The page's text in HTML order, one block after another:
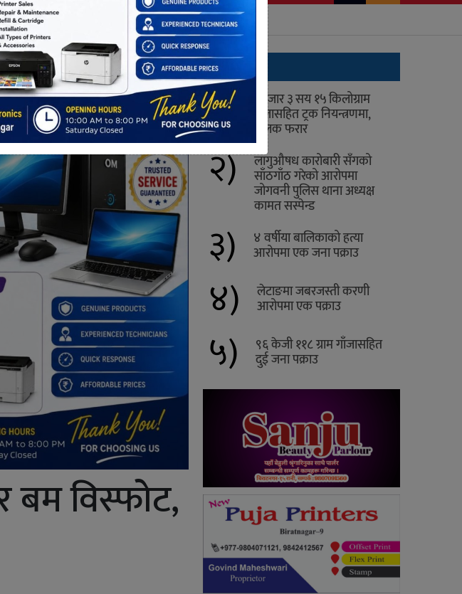
बम विस्फोट,
ताजा
१) १ हजार ३ सय १५ किलोग्राम
गाँजासहित ट्रक नियन्त्रणमा,
चालक फरार
२) लागुऔषध कारोबारी सँगको
साँठगाँठ गरेको आरोपमा
जोगवनी पुलिस थाना अध्यक्ष
कामत सस्पेन्ड
३) ४ वर्षीया बालिकाको हत्या
आरोपमा एक जना पक्राउ
४) लेटाङमा जबरजस्ती करणी
आरोपमा एक पक्राउ
५) ९६ केजी ११८ ग्राम गाँजासहित
दुई जना पक्राउ